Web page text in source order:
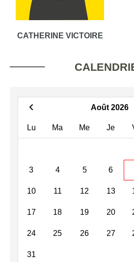
CATHERINE VICTOIRE
Août 2026
Lu Ma Me Je
3 4 5 6
10 11 12 13
17 18 19 20
24 25 26 27
31